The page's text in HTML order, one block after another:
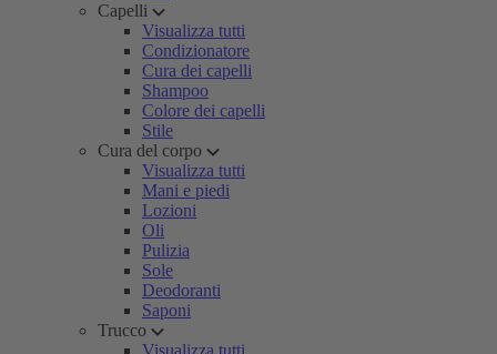
Capelli
Visualizza tutti
Condizionatore
Cura dei capelli
Shampoo
Colore dei capelli
Stile
Cura del corpo
Visualizza tutti
Mani e piedi
Lozioni
Oli
Pulizia
Sole
Deodoranti
Saponi
Trucco
Visualizza tutti